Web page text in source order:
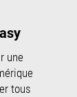
une
tous